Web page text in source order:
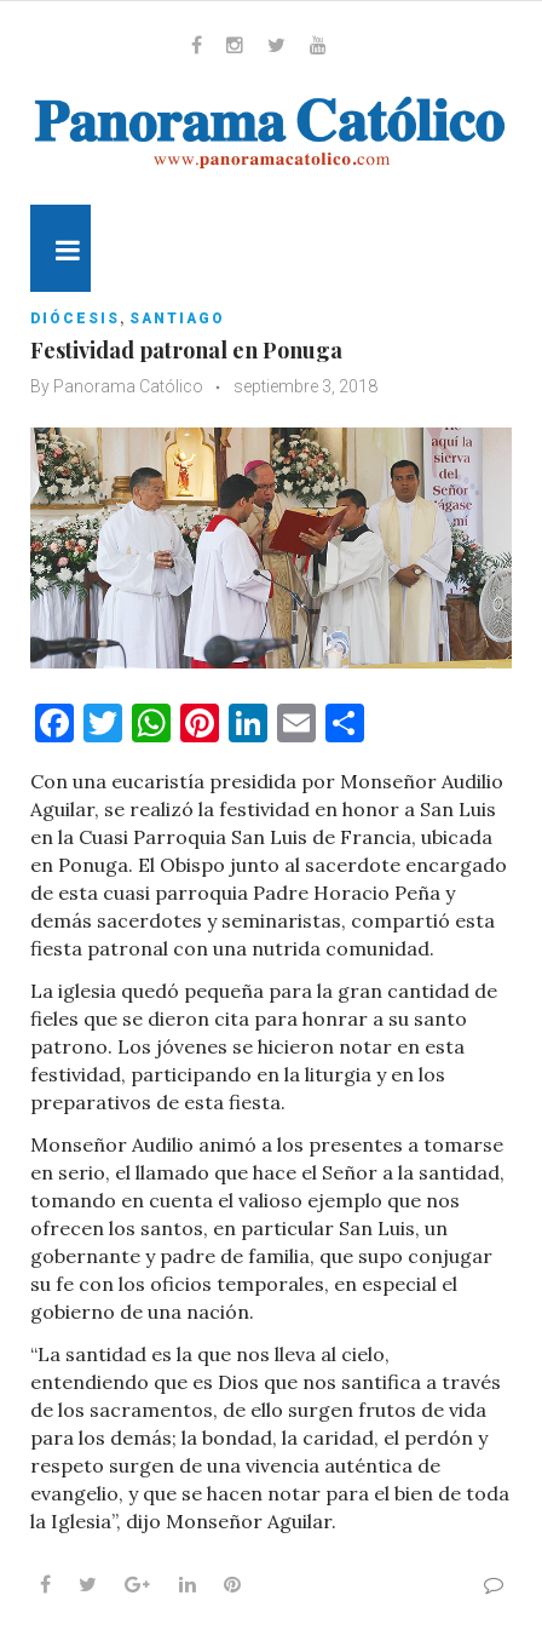
DIÓCESIS , SANTIAGO
Festividad patronal en Ponuga
By Panorama Católico septiembre 3, 2018
Facebook
Twitter
WhatsApp
Pinterest
LinkedIn
Email
Con una eucaristía presidida por Monseñor Audilio
Aguilar, se realizó la festividad en honor a San Luis
en la Cuasi Parroquia San Luis de Francia, ubicada
en Ponuga. El Obispo junto al sacerdote encargado
de esta cuasi parroquia Padre Horacio Peña y
demás sacerdotes y seminaristas, compartió esta
fiesta patronal con una nutrida comunidad.
La iglesia quedó pequeña para la gran cantidad de
fieles que se dieron cita para honrar a su santo
patrono. Los jóvenes se hicieron notar en esta
festividad, participando en la liturgia y en los
preparativos de esta fiesta.
Monseñor Audilio animó a los presentes a tomarse
en serio, el llamado que hace el Señor a la santidad,
tomando en cuenta el valioso ejemplo que nos
ofrecen los santos, en particular San Luis, un
gobernante y padre de familia, que supo conjugar
su fe con los oficios temporales, en especial el
gobierno de una nación.
“La santidad es la que nos lleva al cielo,
entendiendo que es Dios que nos santifica a través
de los sacramentos, de ello surgen frutos de vida
para los demás; la bondad, la caridad, el perdón y
respeto surgen de una vivencia auténtica de
evangelio, y que se hacen notar para el bien de toda
la Iglesia”, dijo Monseñor Aguilar.
Facebook
TwitterGoogle+LinkedInPinterest